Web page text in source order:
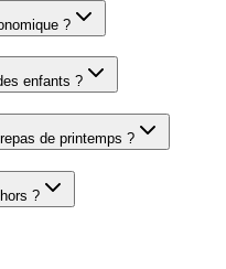
?
enfants ?
de printemps ?
?